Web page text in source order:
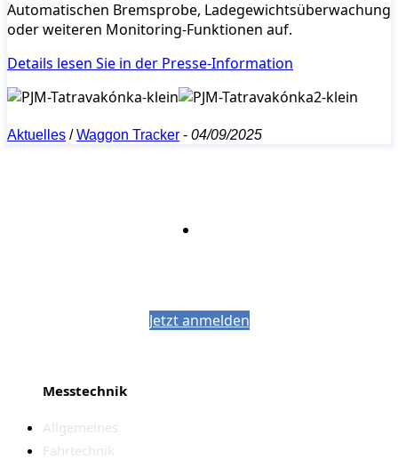
Automatischen Bremsprobe, Ladegewichtsüberwachung
oder weiteren Monitoring-Funktionen auf.
Details lesen Sie in der Presse-Information
Aktuelles /Waggon Tracker - 04/09/2025
Jetzt anmelden
Messtechnik
Allgemeines
Fahrtechnik